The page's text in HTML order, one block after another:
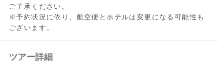
ご了承ください。
※予約状況に依り、航空便とホテルは変更になる可能性も
ございます。
ツアー詳細